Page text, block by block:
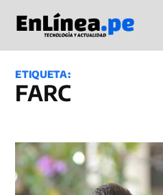
contenido
ETIQUETA:
FARC